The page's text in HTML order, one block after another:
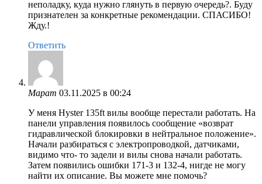
неполадку, куда нужно глянуть в первую очередь?. Буду
признателен за конкретные рекомендации. СПАСИБО!
Жду.!
Ответить
Марат 03.11.2025 в 00:24
У меня Hyster 135ft вилы вообще перестали работать. На
панели управления появилось сообщение «возврат
гидравлической блокировки в нейтральное положение».
Начали разбираться с электропроводкой, датчиками,
видимо что- то задели и вилы снова начали работать.
Затем появились ошибки 171-3 и 132-4, нигде не могу
найти их описание. Вы можете мне помочь?